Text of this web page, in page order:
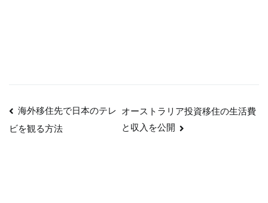
投
稿
海外移住先で日本のテレ
ビを観る方法
オーストラリア投資移住の生活費
と収入を公開